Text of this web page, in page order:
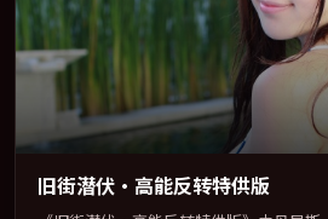
旧街潜伏·高能反转特供版